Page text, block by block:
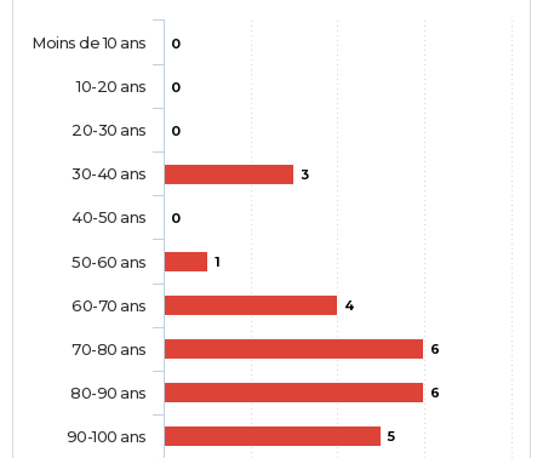
0
0
0
3
0
1
4
6
6
5
Moins de 10 ans
10-20 ans
20-30 ans
30-40 ans
40-50 ans
50-60 ans
60-70 ans
70-80 ans
80-90 ans
90-100 ans